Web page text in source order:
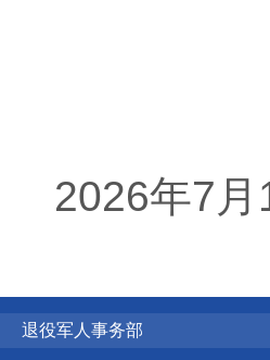
2026年7月
退役军人事务部